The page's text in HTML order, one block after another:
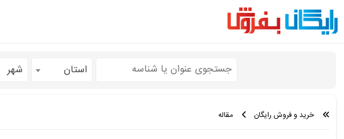
استان شهر
خرید و فروش رایگان مقاله